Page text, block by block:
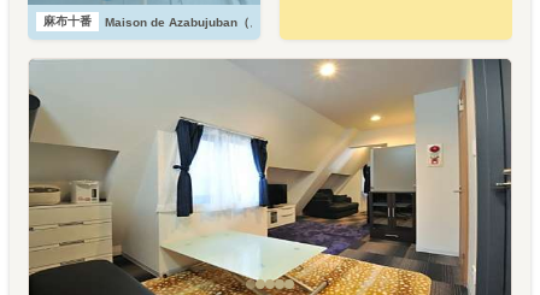
麻布十番 Maison de Azabujuban（メゾン・麻布十番）